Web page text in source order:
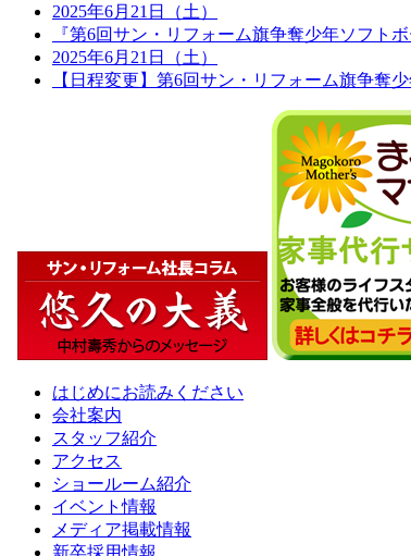
2025年6月21日（土）
『第6回サン・リフォーム旗争奪少年ソフト
2025年6月21日（土）
【日程変更】第6回サン・リフォーム旗争奪
はじめにお読みください
会社案内
スタッフ紹介
アクセス
ショールーム紹介
イベント情報
メディア掲載情報